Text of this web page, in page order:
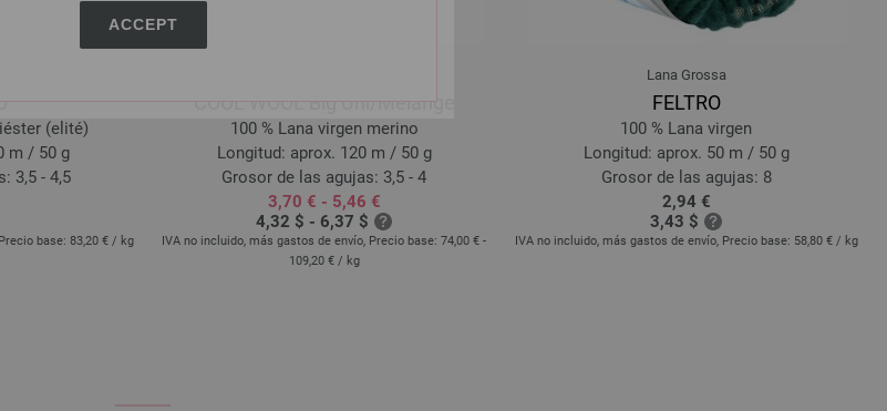
ACCEPT
(elité)
m / 50 g
3,5 - 4,5
base: 83,20 € / kg
COOL WOOL Big Uni/Melange
100 % Lana virgen merino
Longitud: aprox. 120 m / 50 g
Grosor de las agujas: 3,5 - 4
3,70 € - 5,46 €
4,32 $ - 6,37 $
IVA no incluido, más gastos de envío, Precio base: 74,00 € -
109,20 € / kg
Lana Grossa
FELTRO
100 % Lana virgen
Longitud: aprox. 50 m / 50 g
Grosor de las agujas: 8
2,94 €
3,43 $
IVA no incluido, más gastos de envío, Precio base: 58,80 € / kg